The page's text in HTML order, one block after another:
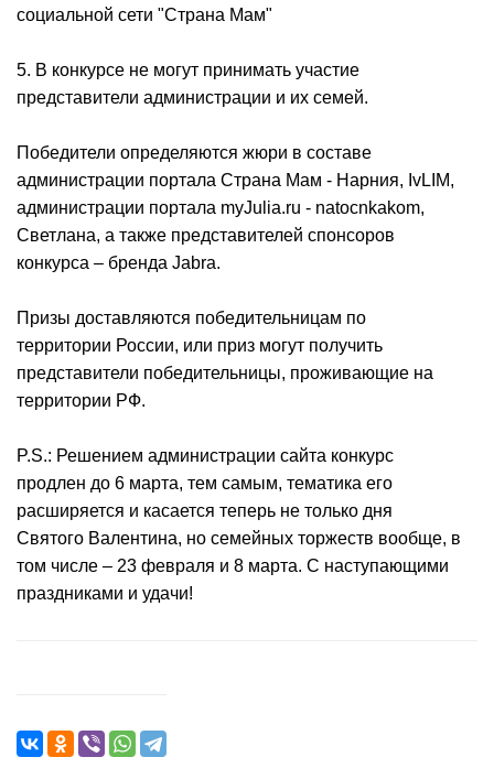
социальной сети "Страна Мам"
5. В конкурсе не могут принимать участие
представители администрации и их семей.
Победители определяются жюри в составе
администрации портала Страна Мам - Нарния, IvLIM,
администрации портала myJulia.ru - natocnkakom,
Светлана, а также представителей спонсоров
конкурса – бренда Jabra.
Призы доставляются победительницам по
территории России, или приз могут получить
представители победительницы, проживающие на
территории РФ.
P.S.: Решением администрации сайта конкурс
продлен до 6 марта, тем самым, тематика его
расширяется и касается теперь не только дня
Святого Валентина, но семейных торжеств вообще, в
том числе – 23 февраля и 8 марта. С наступающими
праздниками и удачи!